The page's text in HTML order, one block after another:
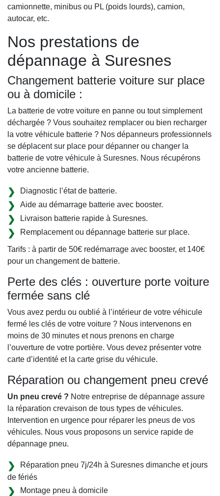
camionnette, minibus ou PL (poids lourds), camion,
autocar, etc.
Nos prestations de
dépannage à Suresnes
Changement batterie voiture sur place
ou à domicile :
La batterie de votre voiture en panne ou tout simplement
déchargée ? Vous souhaitez remplacer ou bien recharger
la votre véhicule batterie ? Nos dépanneurs professionnels
se déplacent sur place pour dépanner ou changer la
batterie de votre véhicule à Suresnes. Nous récupérons
votre ancienne batterie.
Diagnostic l’état de batterie.
Aide au démarrage batterie avec booster.
Livraison batterie rapide à Suresnes.
Remplacement ou dépannage batterie sur place.
Tarifs : à partir de 50€ redémarrage avec booster, et 140€
pour un changement de batterie.
Perte des clés : ouverture porte voiture
fermée sans clé
Vous avez perdu ou oublié à l’intérieur de votre véhicule
fermé les clés de votre voiture ? Nous intervenons en
moins de 30 minutes et nous prenons en charge
l’ouverture de votre portière. Vous devez présenter votre
carte d’identité et la carte grise du véhicule.
Réparation ou changement pneu crevé
Un pneu crevé ? Notre entreprise de dépannage assure
la réparation crevaison de tous types de véhicules.
Intervention en urgence pour réparer les pneus de vos
véhicules. Nous vous proposons un service rapide de
dépannage pneu.
Réparation pneu 7j/24h à Suresnes dimanche et jours
de fériés
Montage pneu à domicile